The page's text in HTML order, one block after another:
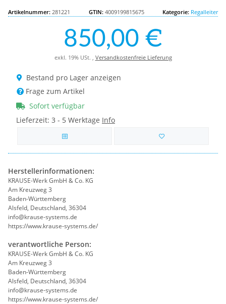
Artikelnummer: 281221 GTIN: 4009199815675 Kategorie: Regalleiter
850,00 €
exkl. 19% USt. , Versandkostenfreie Lieferung
Bestand pro Lager anzeigen
Frage zum Artikel
Sofort verfügbar
Lieferzeit: 3 - 5 Werktage Info
Herstellerinformationen:
KRAUSE-Werk GmbH & Co. KG
Am Kreuzweg 3
Baden-Württemberg
Alsfeld, Deutschland, 36304
info@krause-systems.de
https://www.krause-systems.de/
verantwortliche Person:
KRAUSE-Werk GmbH & Co. KG
Am Kreuzweg 3
Baden-Württemberg
Alsfeld, Deutschland, 36304
info@krause-systems.de
https://www.krause-systems.de/